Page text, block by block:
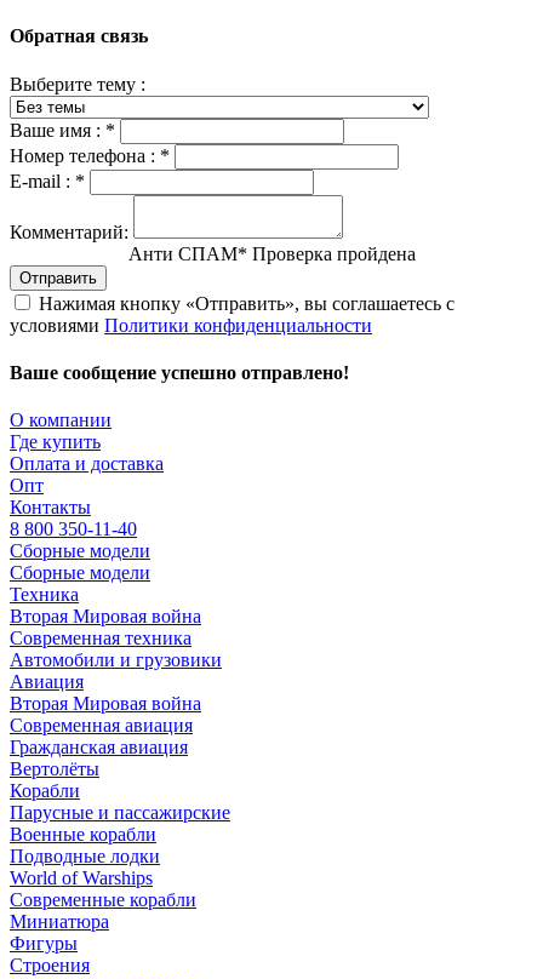
Обратная связь
Выберите тему :
Ваше имя : *
Номер телефона : *
E-mail : *
Комментарий:
Анти СПАМ* Проверка пройдена
Отправить
Нажимая кнопку «Отправить», вы соглашаетесь с
условиями Политики конфиденциальности
Ваше сообщение успешно отправлено!
О компании
Где купить
Оплата и доставка
Опт
Контакты
8 800 350-11-40
Сборные модели
Сборные модели
Техника
Вторая Мировая война
Современная техника
Автомобили и грузовики
Авиация
Вторая Мировая война
Современная авиация
Гражданская авиация
Вертолёты
Корабли
Парусные и пассажирские
Военные корабли
Подводные лодки
World of Warships
Современные корабли
Миниатюра
Фигуры
Строения